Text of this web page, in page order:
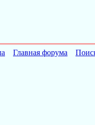
Главная форума